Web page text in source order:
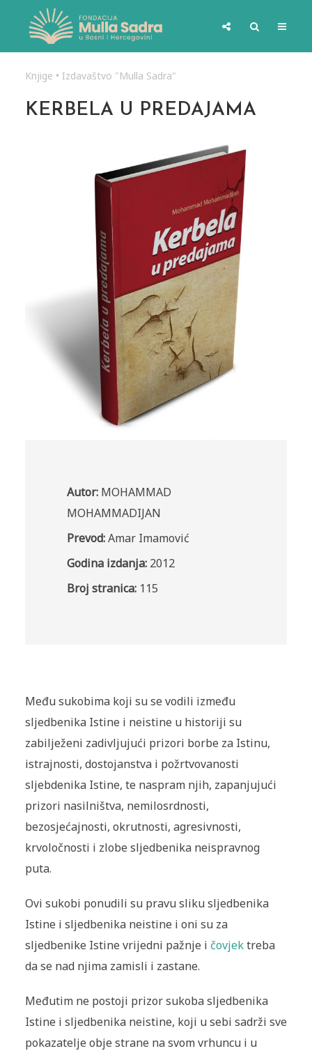
Knjige • Izdavaštvo "Mulla Sadra"
KERBELA U PREDAJAMA
Autor:MOHAMMAD
MOHAMMADIJAN
Prevod:Amar Imamović
Godina izdanja: 2012
Broj stranica: 115
Među sukobima koji su se vodili između
sljedbenika Istine i neistine u historiji su
zabilježeni zadivljujući prizori borbe za Istinu,
istrajnosti, dostojanstva i požrtvovanosti
sljebdenika Istine, te naspram njih, zapanjujući
prizori nasilništva, nemilosrdnosti,
bezosjećajnosti, okrutnosti, agresivnosti,
krvoločnosti i zlobe sljedbenika neispravnog
puta.
Ovi sukobi ponudili su pravu sliku sljedbenika
Istine i sljedbenika neistine i oni su za
sljedbenike Istine vrijedni pažnje i čovjektreba
da se nad njima zamisli i zastane.
Međutim ne postoji prizor sukoba sljedbenika
Istine i sljedbenika neistine, koji u sebi sadrži sve
pokazatelje obje strane na svom vrhuncu i u